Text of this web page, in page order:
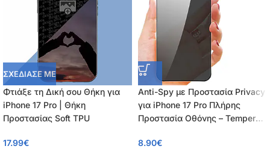
ΣΧΕΔΙΑΣΕ ΜΕ
Φτιάξε τη Δική σου Θήκη για
iPhone 17 Pro | Θήκη
Προστασίας Soft TPU
17.99€
Anti-Spy με Προστασία Privacy
για iPhone 17 Pro Πλήρης
Προστασία Οθόνης – Tempered
0.26mm
8.90€